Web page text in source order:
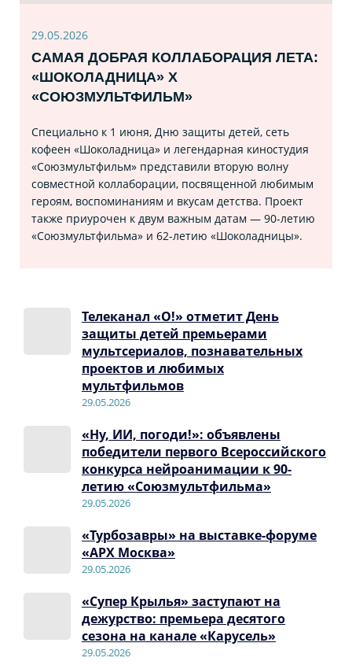
29.05.2026
САМАЯ ДОБРАЯ КОЛЛАБОРАЦИЯ ЛЕТА:
«ШОКОЛАДНИЦА» Х
«СОЮЗМУЛЬТФИЛЬМ»
Специально к 1 июня, Дню защиты детей, сеть
кофеен «Шоколадница» и легендарная киностудия
«Союзмультфильм» представили вторую волну
совместной коллаборации, посвященной любимым
героям, воспоминаниям и вкусам детства. Проект
также приурочен к двум важным датам — 90-летию
«Союзмультфильма» и 62-летию «Шоколадницы».
Телеканал «О!» отметит День
защиты детей премьерами
мультсериалов, познавательных
проектов и любимых
мультфильмов
29.05.2026
«Ну, ИИ, погоди!»: объявлены
победители первого Всероссийского
конкурса нейроанимации к 90-
летию «Союзмультфильма»
29.05.2026
«Турбозавры» на выставке-форуме
«АРХ Москва»
29.05.2026
«Супер Крылья» заступают на
дежурство: премьера десятого
сезона на канале «Карусель»
29.05.2026